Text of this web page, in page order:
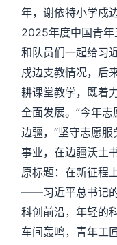
年，谢依特小学戍
2025年度中国青年
和队员们一起给习
戍边支教情况，后
耕课堂教学，既着
全面发展。”今年
边疆，“坚守志愿
事业，在边疆沃土
原标题：在新征程
——习近平总书记
科创前沿，年轻的
车间轰鸣，青年工